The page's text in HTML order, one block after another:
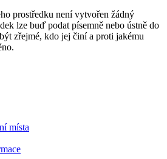
prostředku není vytvořen žádný
lze buď podat písemně nebo ústně do
zřejmé, kdo jej činí a proti jakému
místa